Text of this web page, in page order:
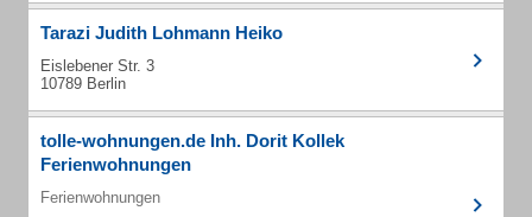
Tarazi Judith Lohmann Heiko
Eislebener Str. 3
10789 Berlin
tolle-wohnungen.de Inh. Dorit Kollek
Ferienwohnungen
Ferienwohnungen